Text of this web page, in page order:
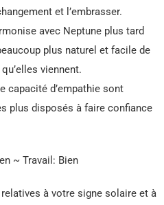
et l’embrasser.
avec Neptune plus tard
plus naturel et facile de
viennent.
capacité d’empathie sont
plus disposés à faire confiance
~ Travail: Bien
à votre signe solaire et à